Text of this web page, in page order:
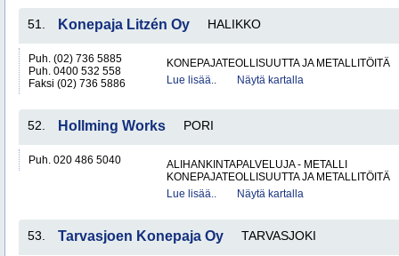
51. Konepaja Litzén Oy HALIKKO
Puh. (02) 736 5885
Puh. 0400 532 558
Faksi (02) 736 5886
KONEPAJATEOLLISUUTTA JA METALLITÖITÄ
Lue lisää..
Näytä kartalla
52. Hollming Works PORI
Puh. 020 486 5040
ALIHANKINTAPALVELUJA - METALLI
KONEPAJATEOLLISUUTTA JA METALLITÖITÄ
Lue lisää..
Näytä kartalla
53. Tarvasjoen Konepaja Oy TARVASJOKI